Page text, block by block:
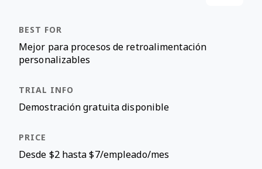
Mejor para procesos de retroalimentación
personalizables
Demostración gratuita disponible
Desde $2 hasta $7/empleado/mes